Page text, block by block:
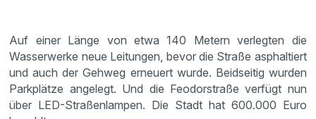
Auf einer Länge von etwa 140 Metern verlegten die
Wasserwerke neue Leitungen, bevor die Straße asphaltiert
und auch der Gehweg erneuert wurde. Beidseitig wurden
Parkplätze angelegt. Und die Feodorstraße verfügt nun
über LED-Straßenlampen. Die Stadt hat 600.000 Euro